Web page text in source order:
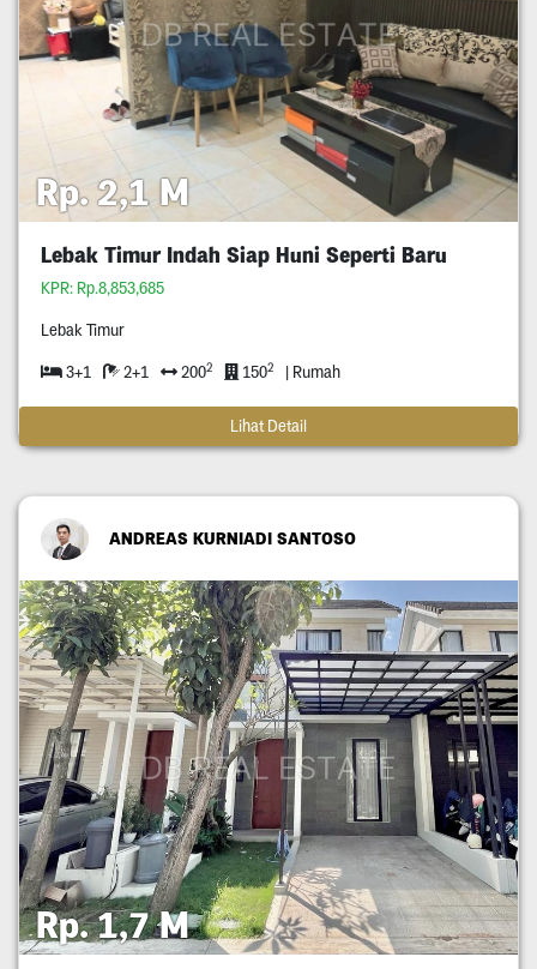
Rp. 2,1 M
Lebak Timur Indah Siap Huni Seperti Baru
KPR: Rp.8,853,685
Lebak Timur
3+1 2+1 2002 1502 | Rumah
Lihat Detail
ANDREAS KURNIADI SANTOSO
Rp. 1,7 M